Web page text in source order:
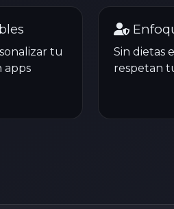
tu
apps
Sin dietas
respetan